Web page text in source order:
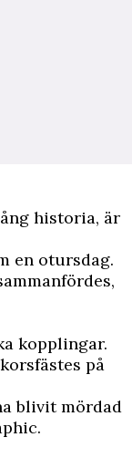
historia, är
en otursdag.
kopplingar.
på
blivit mördad
.